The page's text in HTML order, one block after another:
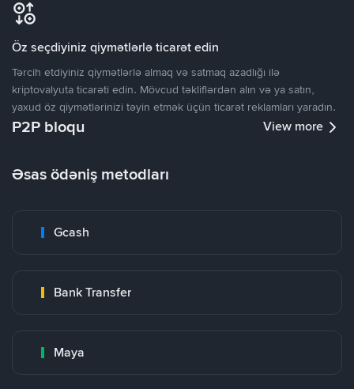
Öz seçdiyiniz qiymətlərlə ticarət edin
Tərcih etdiyiniz qiymətlərlə almaq və satmaq azadlığı ilə
kriptovalyuta ticarəti edin. Mövcud təkliflərdən alın və ya satın,
yaxud öz qiymətlərinizi təyin etmək üçün ticarət reklamları yaradın.
P2P bloqu View more
Əsas ödəniş metodları
Gcash
Bank Transfer
Maya